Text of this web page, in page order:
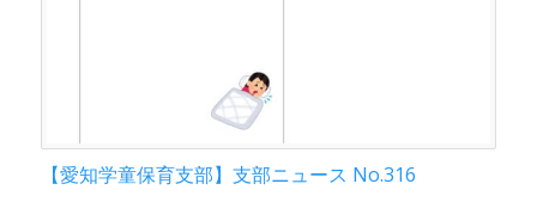
【愛知学童保育支部】支部ニュース No.316